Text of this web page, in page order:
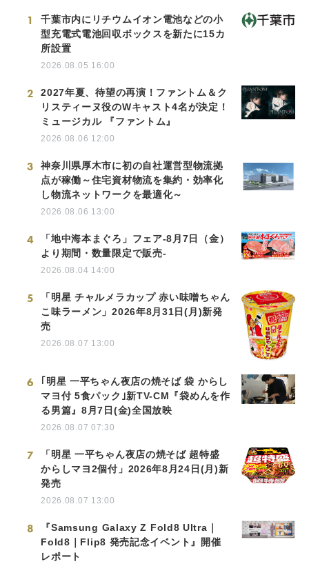
1
千葉市内にリチウムイオン電池などの小
型充電式電池回収ボックスを新たに15カ
所設置
2026.08.05 16:00
2
2027年夏、待望の再演！ファントム＆ク
リスティーヌ役のWキャスト4名が決定！
ミュージカル 『ファントム』
2026.08.06 12:00
3
神奈川県厚木市に初の自社運営型物流拠
点が稼働～住宅資材物流を集約・効率化
し物流ネットワークを最適化～
2026.08.06 13:00
4
「地中海本まぐろ」フェア-8月7日（金）
より期間・数量限定で販売-
2026.08.04 14:00
5
「明星 チャルメラカップ 赤い味噌ちゃん
こ味ラーメン」2026年8月31日(月)新発
売
2026.08.07 13:00
6
｢明星 一平ちゃん夜店の焼そば 袋 からし
マヨ付 5食パック｣新TV-CM『袋めんを作
る男篇』8月7日(金)全国放映
2026.08.07 07:30
7
「明星 一平ちゃん夜店の焼そば 超特盛
からしマヨ2個付」2026年8月24日(月)新
発売
2026.08.07 13:00
8
『Samsung Galaxy Z Fold8 Ultra｜
Fold8｜Flip8 発売記念イベント』開催
レポート